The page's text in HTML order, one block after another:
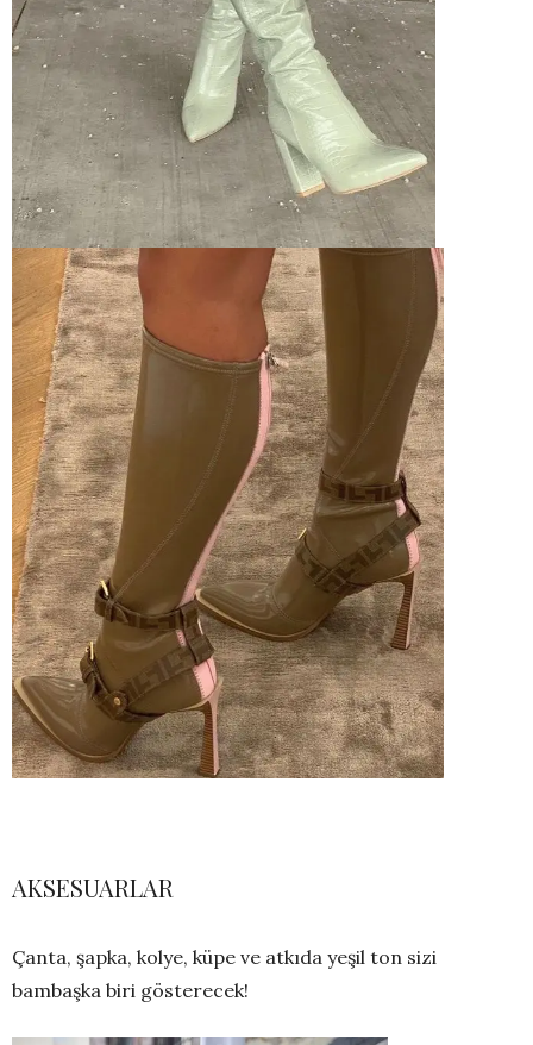
AKSESUARLAR
Çanta, şapka, kolye, küpe ve atkıda yeşil ton sizi
bambaşka biri gösterecek!